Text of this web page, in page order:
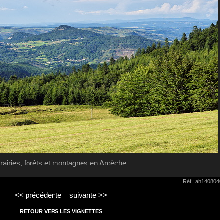
forêts et montagnes en Ardèche
Réf :
<< précédente suivante >>
RETOUR VERS LES VIGNETTES